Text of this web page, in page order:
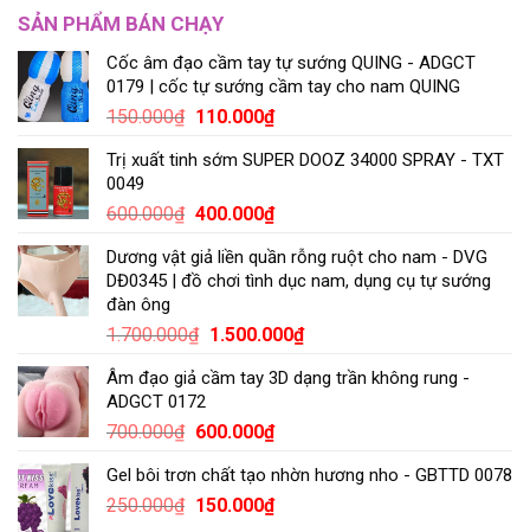
SẢN PHẨM BÁN CHẠY
Cốc âm đạo cầm tay tự sướng QUING - ADGCT
0179 | cốc tự sướng cầm tay cho nam QUING
150.000₫ 110.000₫
Trị xuất tinh sớm SUPER DOOZ 34000 SPRAY - TXT
0049
600.000₫ 400.000₫
Dương vật giả liền quần rỗng ruột cho nam - DVG
DĐ0345 | đồ chơi tình dục nam, dụng cụ tự sướng
đàn ông
1.700.000₫ 1.500.000₫
Âm đạo giả cầm tay 3D dạng trần không rung -
ADGCT 0172
700.000₫ 600.000₫
Gel bôi trơn chất tạo nhờn hương nho - GBTTD 0078
250.000₫ 150.000₫